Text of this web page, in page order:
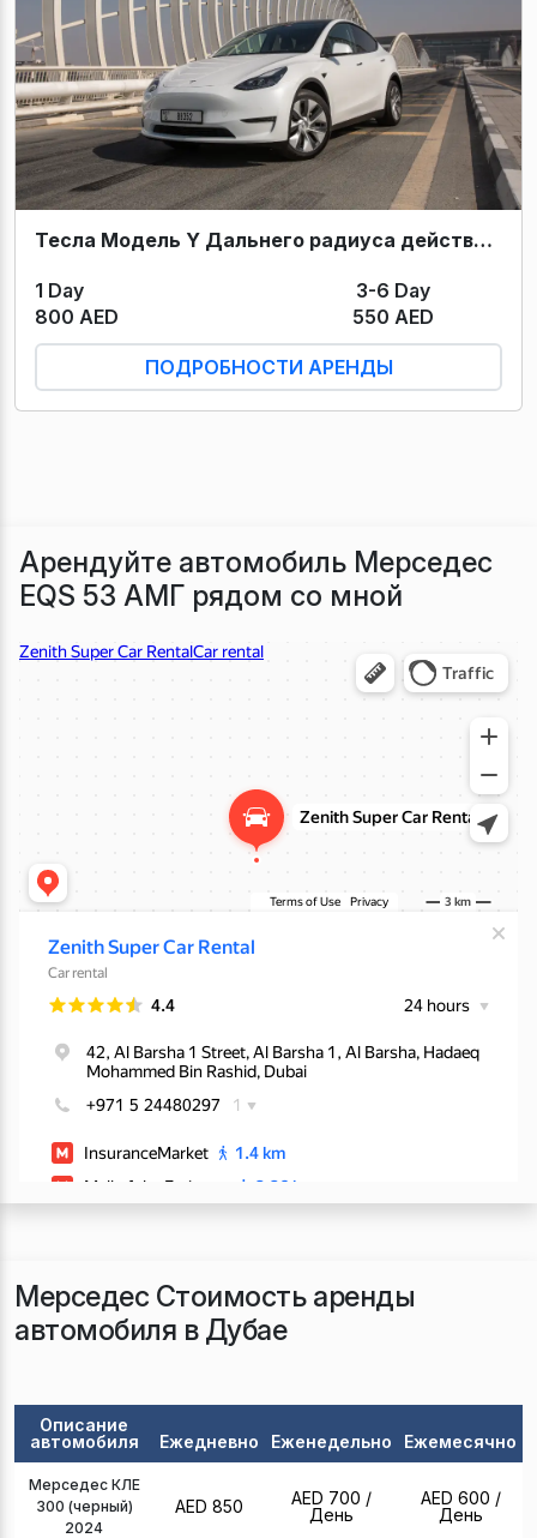
Тесла Модель Y Дальнего радиуса действия (Белый) 2022
1 Day
3-6 Day
800 AED
550 AED
ПОДРОБНОСТИ АРЕНДЫ
Арендуйте автомобиль Мерседес
EQS 53 АМГ рядом со мной
Мерседес Стоимость аренды
автомобиля в Дубае
Описание
автомобиля
Ежедневно Еженедельно Ежемесячно
Мерседес КЛЕ
300 (черный)
2024
AED 850 AED 700 /
День
AED 600 /
День